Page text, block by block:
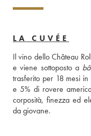
LA CUVÉE
Il vino dello Château
e viene sottoposto a
trasferito per 18 mesi
e 5% di rovere
corposità, finezza ed
da giovane.